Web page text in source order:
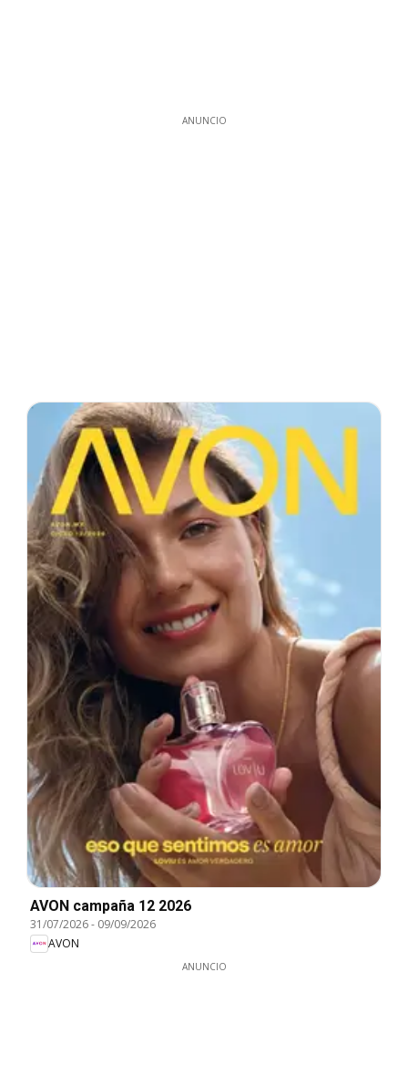
ANUNCIO
AVON campaña 12 2026
31/07/2026- 09/09/2026
AVON
ANUNCIO